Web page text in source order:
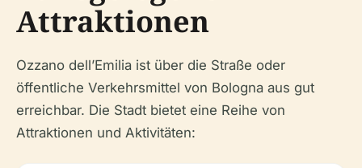
Attraktionen
Ozzano dell’Emilia ist über die Straße oder
öffentliche Verkehrsmittel von Bologna aus gut
erreichbar. Die Stadt bietet eine Reihe von
Attraktionen und Aktivitäten: